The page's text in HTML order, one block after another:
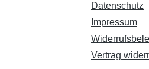
Datenschutz
Impressum
Vertrag